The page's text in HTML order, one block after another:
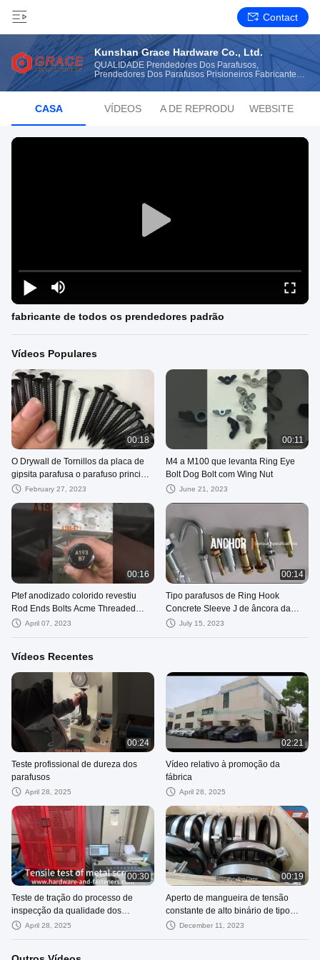
Contact
Kunshan Grace Hardware Co., Ltd.
QUALIDADE Prendedores Dos Parafusos,
Prendedores Dos Parafusos Prisioneiros Fabricante
CASA VÍDEOSLISTA DE REPRODUÇÃOWEBSITE
fabricante de todos os prendedores padrão
Vídeos Populares
00:18
O Drywall de Tornillos da placa de
gipsita parafusa o parafuso principal
do cornetim grosseiro do fosfato do
February 27, 2023
00:11
M4 a M100 que levanta Ring Eye
Bolt Dog Bolt com Wing Nut
June 21, 2023
00:16
Ptef anodizado colorido revestiu
Rod Ends Bolts Acme Threaded
Rod With Nuts
April 07, 2023
00:14
Tipo parafusos de Ring Hook
Concrete Sleeve J de âncora da
expansão
July 15, 2023
Vídeos Recentes
00:24
Teste profissional de dureza dos
parafusos
April 28, 2025
02:21
Vídeo relativo à promoção da
fábrica
April 28, 2025
00:30
Teste de tração do processo de
inspecção da qualidade dos
parafusos
April 28, 2025
00:19
Aperto de mangueira de tensão
constante de alto binário de tipo
americano
December 11, 2023